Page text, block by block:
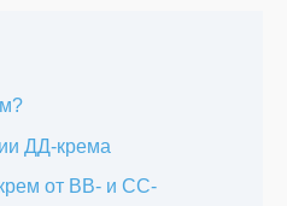
ДД-крема
от BB- и CC-